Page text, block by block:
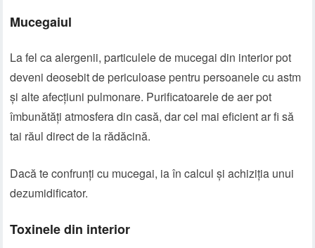
Mucegaiul
La fel ca alergenii, particulele de mucegai din interior pot
deveni deosebit de periculoase pentru persoanele cu astm
și alte afecțiuni pulmonare. Purificatoarele de aer pot
îmbunătăți atmosfera din casă, dar cel mai eficient ar fi să
tai răul direct de la rădăcină.
Dacă te confrunți cu mucegai, ia în calcul și achiziția unui
dezumidificator.
Toxinele din interior